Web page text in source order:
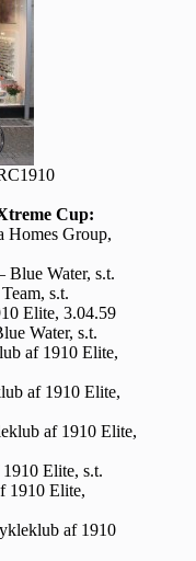
Cup:
Homes Group,
Blue Water, s.t.
s.t.
Elite, 3.04.59
Water, s.t.
af 1910 Elite,
af 1910 Elite,
af 1910 Elite,
Elite, s.t.
1910 Elite,
af 1910